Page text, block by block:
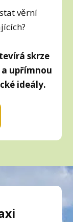
věrní
skrze
upřímnou
ideály.